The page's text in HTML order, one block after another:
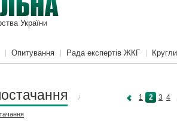
України
Опитування Рада експертів ЖКГ
/ 1 2 3 4